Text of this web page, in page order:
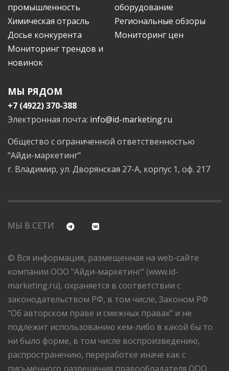
промышленность
оборудование
Химическая отрасль
Региональные обзоры
Досье конкурента
Мониторинг цен
Мониторинг трендов и
новинок
МЫ РЯДОМ
+7 (4922) 370-388
Электронная почта: info@id-marketing.ru
Общество с ограниченной ответственностью
"Айди-маркетинг"
г. Владимир, ул. Дворянская 27-А, корпус 1, оф. 217
МЫ В СЕТИ
© Вся информация, размещенная на web-сайте
компании ООО "Айди-маркетинг" (www.id-
marketing.ru), охраняется в соответствии с
законодательством РФ, в том числе, Законом РФ
"Об авторском праве и смежных правах" и не
подлежит использованию кем-либо в какой бы то
ни было форме, в том числе воспроизведению,
распространению, переработке иначе как с
письменного разрешения правообладателя ООО